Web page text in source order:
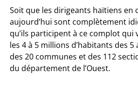
Soit que les dirigeants haïtiens en
aujourd’hui sont complètement
qu’ils participent à ce complot qui
les 4 à 5 millions d’habitants des
des 20 communes et des 112
du département de l’Ouest.